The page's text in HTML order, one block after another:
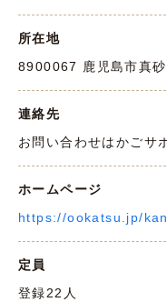
所在地
8900067 鹿児島市真
連絡先
お問い合わせはかご
ホームページ
https://ookatsu.jp/
定員
登録22人